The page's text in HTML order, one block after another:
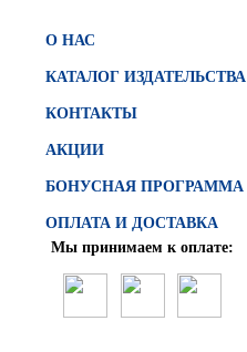
О НАС
КАТАЛОГ ИЗДАТЕЛЬСТВА
КОНТАКТЫ
АКЦИИ
БОНУСНАЯ ПРОГРАММА
ОПЛАТА И ДОСТАВКА
Мы принимаем к оплате: